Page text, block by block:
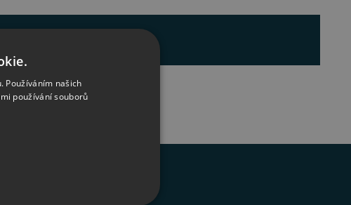
Používáním našich
používání souborů